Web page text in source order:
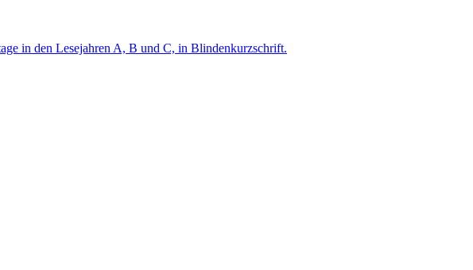
in den Lesejahren A, B und C, in Blindenkurzschrift.